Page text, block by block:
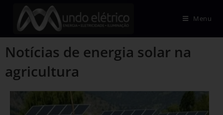
Menu
Notícias de energia solar na
agricultura